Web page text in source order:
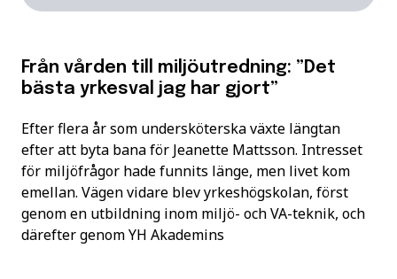
Från vården till miljöutredning: ”Det
bästa yrkesval jag har gjort”
Efter flera år som undersköterska växte längtan
efter att byta bana för Jeanette Mattsson. Intresset
för miljöfrågor hade funnits länge, men livet kom
emellan. Vägen vidare blev yrkeshögskolan, först
genom en utbildning inom miljö- och VA-teknik, och
därefter genom YH Akademins